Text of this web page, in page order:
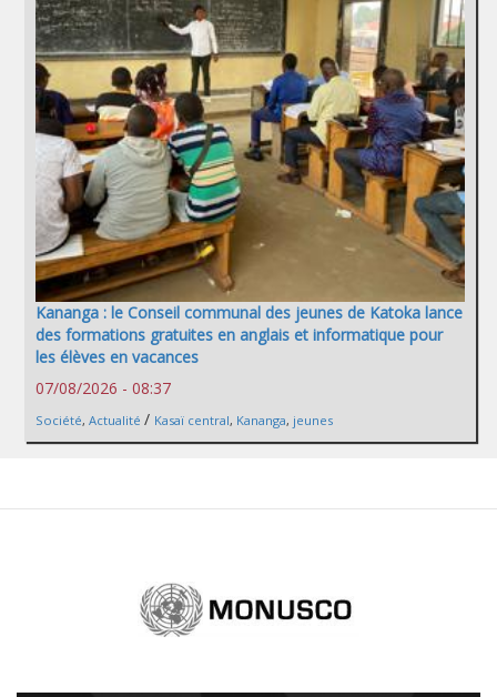
Kananga : le Conseil communal des jeunes de Katoka lance
des formations gratuites en anglais et informatique pour
les élèves en vacances
07/08/2026 - 08:37
Société, Actualité / Kasaï central, Kananga, jeunes